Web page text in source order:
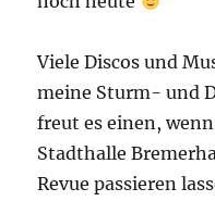
Viele Discos und
meine Sturm- und
freut es einen,
Stadthalle
Revue passieren